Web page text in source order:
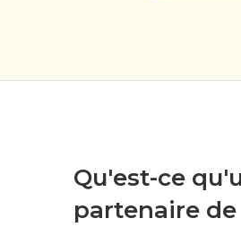
Qu'est-ce
partenaire de